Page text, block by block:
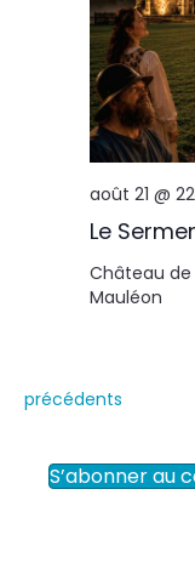
Le
août 21 @
Château de
Mauléon
É
précédents
S’abonner au